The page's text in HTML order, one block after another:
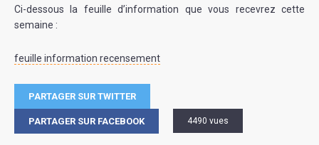
Ci-dessous la feuille d’information que vous recevrez cette
semaine :
feuille information recensement
PARTAGER SUR TWITTER
PARTAGER SUR FACEBOOK 4490 vues